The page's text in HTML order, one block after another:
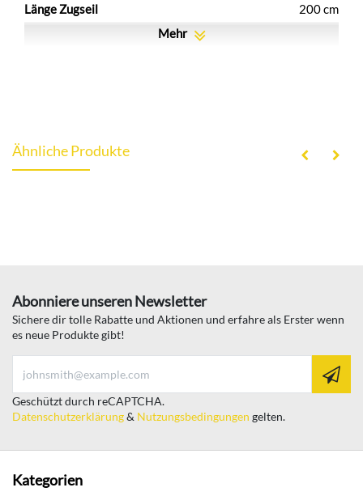
Länge Zugseil
200 cm
Mehr
Ähnliche Produkte
Abonniere unseren Newsletter
Sichere dir tolle Rabatte und Aktionen und erfahre als Erster wenn
es neue Produkte gibt!
Geschützt durch reCAPTCHA.
Datenschutzerklärung& Nutzungsbedingungen gelten.
Kategorien